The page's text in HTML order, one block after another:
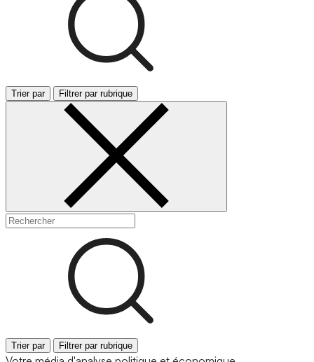
Trier par Filtrer par rubrique
Trier par Filtrer par rubrique